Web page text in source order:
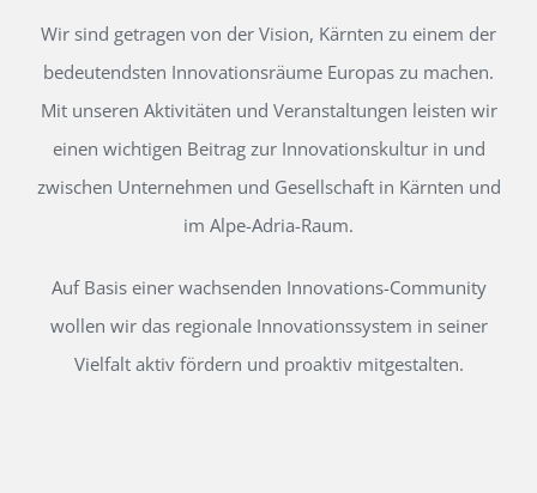
Wir sind getragen von der Vision, Kärnten zu einem der
bedeutendsten Innovationsräume Europas zu machen.
Mit unseren Aktivitäten und Veranstaltungen leisten wir
einen wichtigen Beitrag zur Innovationskultur in und
zwischen Unternehmen und Gesellschaft in Kärnten und
im Alpe-Adria-Raum.
Auf Basis einer wachsenden Innovations-Community
wollen wir das regionale Innovationssystem in seiner
Vielfalt aktiv fördern und proaktiv mitgestalten.